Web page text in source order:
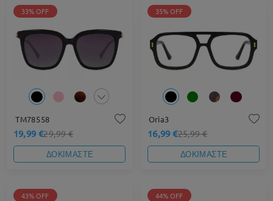
33% OFF
TM78558
19,99 €29,99 €
ΔΟΚΙΜΑΣΤΕ
35% OFF
Oria3
16,99 €25,99 €
ΔΟΚΙΜΑΣΤΕ
43% OFF 44% OFF